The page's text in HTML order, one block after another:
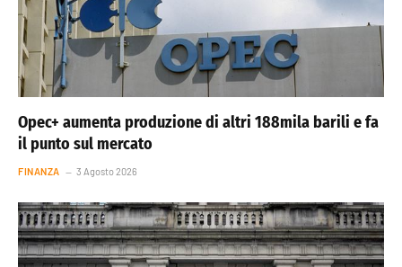
Opec+ aumenta produzione di altri 188mila barili e fa
il punto sul mercato
FINANZA 3 Agosto 2026